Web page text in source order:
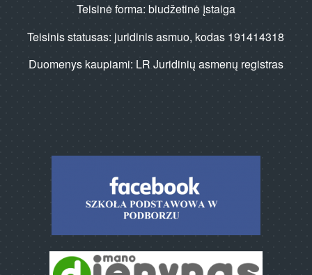
Teisinė forma: biudžetinė įstaiga
Teisinis statusas: juridinis asmuo, kodas 191414318
Duomenys kaupiami: LR Juridinių asmenų registras